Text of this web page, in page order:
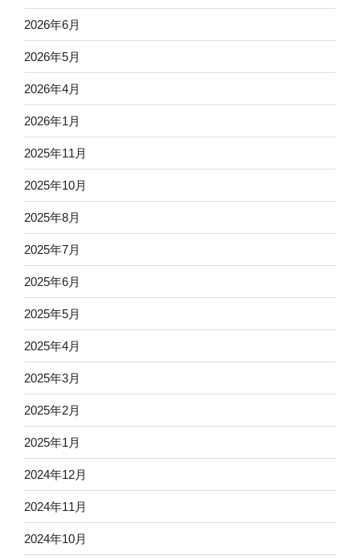
2026年6月
2026年5月
2026年4月
2026年1月
2025年11月
2025年10月
2025年8月
2025年7月
2025年6月
2025年5月
2025年4月
2025年3月
2025年2月
2025年1月
2024年12月
2024年11月
2024年10月